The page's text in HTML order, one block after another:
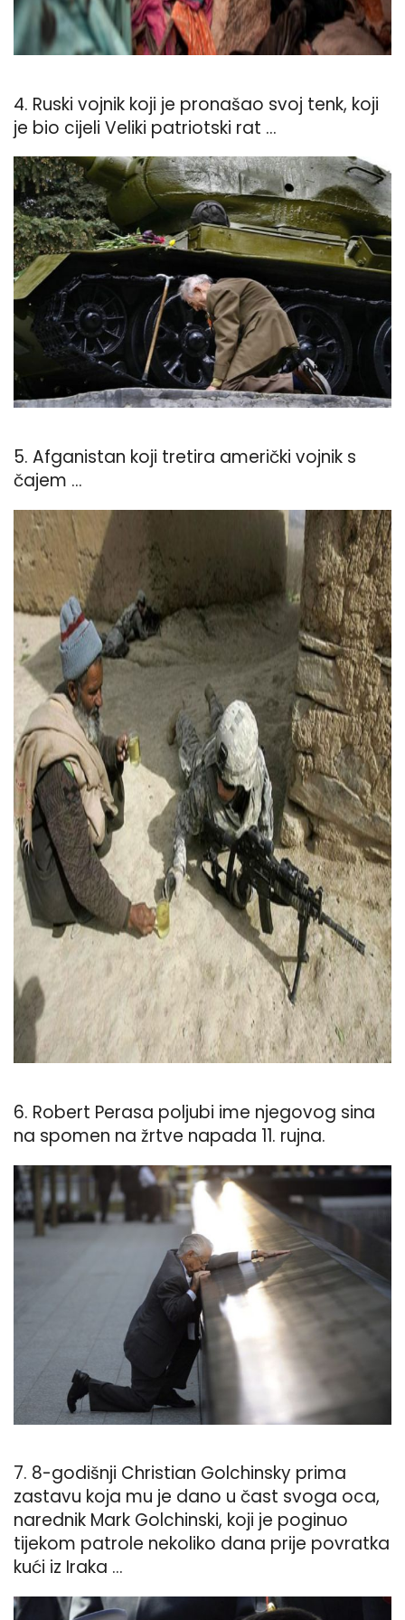
4. Ruski vojnik koji je pronašao svoj tenk, koji
je bio cijeli Veliki patriotski rat ...
5. Afganistan koji tretira američki vojnik s
čajem ...
ad
6. Robert Perasa poljubi ime njegovog sina
na spomen na žrtve napada 11. rujna.
7. 8-godišnji Christian Golchinsky prima
zastavu koja mu je dano u čast svoga oca,
narednik Mark Golchinski, koji je poginuo
tijekom patrole nekoliko dana prije povratka
kući iz Iraka ...